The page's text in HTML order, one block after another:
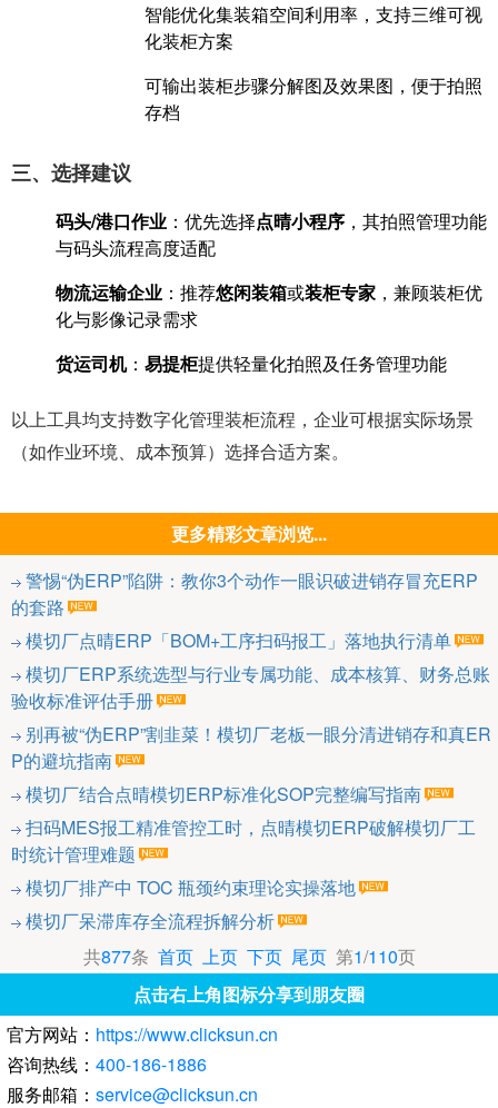
智能优化集装箱空间利用率，支持三维可视
化装柜方案‌
可输出装柜步骤分解图及效果图，便于拍照
存档‌
三、选择建议
码头/港口作业 ‌：优先选择‌点晴小程序 ‌，其拍照管理功能
与码头流程高度适配‌
物流运输企业 ‌：推荐‌悠闲装箱‌或‌装柜专家 ‌，兼顾装柜优
化与影像记录需求‌
货运司机‌：‌ 易提柜‌提供轻量化拍照及任务管理功能‌
以上工具均支持数字化管理装柜流程，企业可根据实际场景
（如作业环境、成本预算）选择合适方案。
更多精彩文章浏览...
警惕“伪ERP”陷阱：教你3个动作一眼识破进销存冒充ERP
的套路
模切厂点晴ERP「BOM+工序扫码报工」落地执行清单
模切厂ERP系统选型与行业专属功能、成本核算、财务总账
验收标准评估手册
别再被“伪ERP”割韭菜！模切厂老板一眼分清进销存和真ER
P的避坑指南
模切厂结合点晴模切ERP标准化SOP完整编写指南
扫码MES报工精准管控工时，点晴模切ERP破解模切厂工
时统计管理难题
模切厂排产中 TOC 瓶颈约束理论实操落地
模切厂呆滞库存全流程拆解分析
共877条 首页 上页 下页 尾页第1/110页
点击右上角图标分享到朋友圈
官方网站： https://www.clicksun.cn
咨询热线： 400-186-1886
服务邮箱： service@clicksun.cn